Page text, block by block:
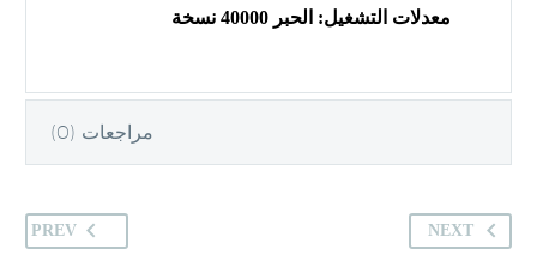
معدلات التشغيل: الحبر 40000 نسخة
مراجعات (0)
PREV NEXT